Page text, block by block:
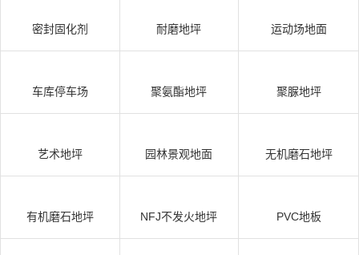
咨密封固化剂 耐磨地坪 运动场地面
车库停车场 聚氨酯地坪 聚脲地坪
艺术地坪 园林景观地面 无机磨石地坪
有机磨石地坪 NFJ不发火地坪 PVC地板